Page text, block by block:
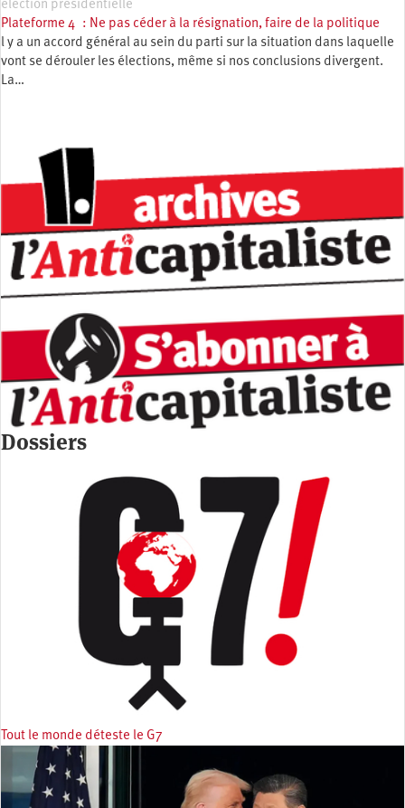
élection présidentielle
Plateforme 4 : Ne pas céder à la résignation, faire de la politique
l y a un accord général au sein du parti sur la situation dans laquelle
vont se dérouler les élections, même si nos conclusions divergent.
La…
Dossiers
Tout le monde déteste le G7